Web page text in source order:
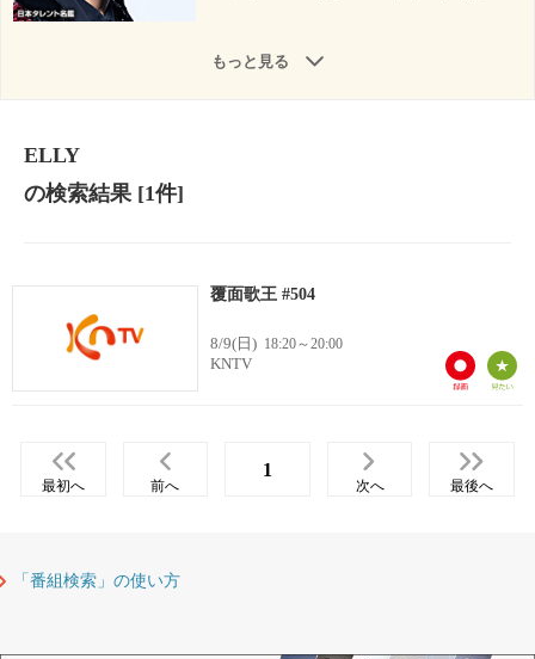
もっと見る
ELLY
の検索結果[1件]
覆面歌王 #504
8/9(日) 18:20～20:00
KNTV
最初へ 前へ
1
次へ 最後へ
「番組検索」の使い方